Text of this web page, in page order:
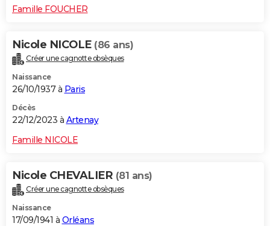
Famille FOUCHER
Nicole NICOLE (86 ans)
Créer une cagnotte obsèques
Naissance
26/10/1937 à Paris
Décès
22/12/2023 à Artenay
Famille NICOLE
Nicole CHEVALIER (81 ans)
Créer une cagnotte obsèques
Naissance
17/09/1941 à Orléans